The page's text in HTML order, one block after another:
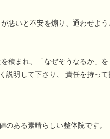
悪いと不安を煽り、通わせよ
積まれ、「なぜそうなるか」を
説明して下さり、 責任を持っ
のある素晴らしい整体院です。